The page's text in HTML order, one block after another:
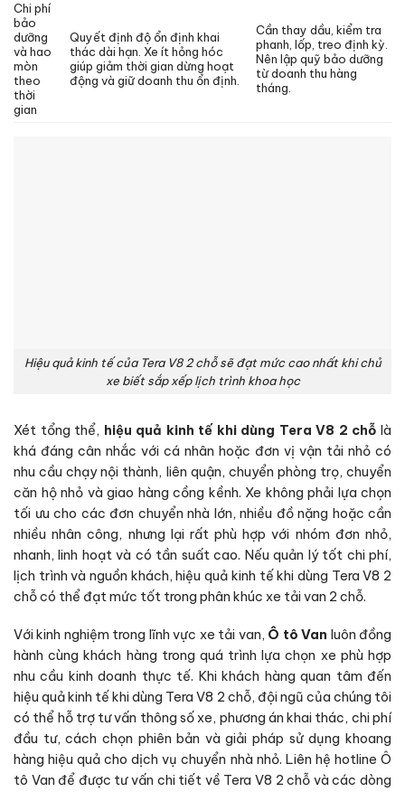
Chi phí
bảo
dưỡng
và hao
mòn
theo
thời
gian
Quyết định độ ổn định khai
thác dài hạn. Xe ít hỏng hóc
giúp giảm thời gian dừng hoạt
động và giữ doanh thu ổn định.
Cần thay dầu, kiểm tra
phanh, lốp, treo định kỳ.
Nên lập quỹ bảo dưỡng
từ doanh thu hàng
tháng.
Hiệu quả kinh tế của Tera V8 2 chỗ sẽ đạt mức cao nhất khi chủ
xe biết sắp xếp lịch trình khoa học
Xét tổng thể, hiệu quả kinh tế khi dùng Tera V8 2 chỗ là
khá đáng cân nhắc với cá nhân hoặc đơn vị vận tải nhỏ có
nhu cầu chạy nội thành, liên quận, chuyển phòng trọ, chuyển
căn hộ nhỏ và giao hàng cồng kềnh. Xe không phải lựa chọn
tối ưu cho các đơn chuyển nhà lớn, nhiều đồ nặng hoặc cần
nhiều nhân công, nhưng lại rất phù hợp với nhóm đơn nhỏ,
nhanh, linh hoạt và có tần suất cao. Nếu quản lý tốt chi phí,
lịch trình và nguồn khách, hiệu quả kinh tế khi dùng Tera V8 2
chỗ có thể đạt mức tốt trong phân khúc xe tải van 2 chỗ.
Với kinh nghiệm trong lĩnh vực xe tải van, Ô tô Van luôn đồng
hành cùng khách hàng trong quá trình lựa chọn xe phù hợp
nhu cầu kinh doanh thực tế. Khi khách hàng quan tâm đến
hiệu quả kinh tế khi dùng Tera V8 2 chỗ, đội ngũ của chúng tôi
có thể hỗ trợ tư vấn thông số xe, phương án khai thác, chi phí
đầu tư, cách chọn phiên bản và giải pháp sử dụng khoang
hàng hiệu quả cho dịch vụ chuyển nhà nhỏ. Liên hệ hotline Ô
tô Van để được tư vấn chi tiết về Tera V8 2 chỗ và các dòng